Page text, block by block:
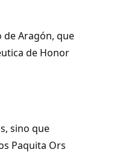
de Aragón, que
de Honor
sino que
Paquita Ors